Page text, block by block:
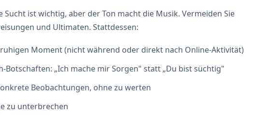
Sucht ist wichtig, aber der Ton macht die Musik. Vermeiden Sie
und Ultimaten. Stattdessen:
Moment (nicht während oder direkt nach Online-Aktivität)
Botschaften: „Ich mache mir Sorgen" statt „Du bist süchtig"
Beobachtungen, ohne zu werten
zu unterbrechen